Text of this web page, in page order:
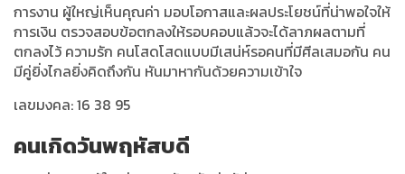
การงาน ผู้ใหญ่เห็นคุณค่า มอบโอกาสและผลประโยชน์ที่น่าพอใจให้
การเงิน ตรวจสอบข้อตกลงให้รอบคอบแล้วจะได้ลาภผลตามที่
ตกลงไว้ ความรัก คนโสดโสดแบบมีเสน่ห์รอคนที่มีศีลเสมอกัน คน
มีคู่ยิ่งไกลยิ่งคิดถึงกัน หันมาหากันด้วยความเข้าใจ
เลขมงคล: 16 38 95
คนเกิดวันพฤหัสบดี